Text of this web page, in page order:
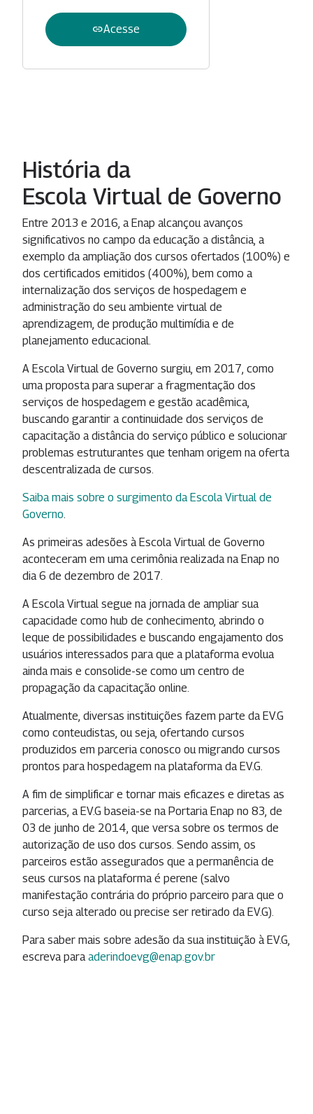
linkAcesse
História da
Escola Virtual de Governo
Entre 2013 e 2016, a Enap alcançou avanços
significativos no campo da educação a distância, a
exemplo da ampliação dos cursos ofertados (100%) e
dos certificados emitidos (400%), bem como a
internalização dos serviços de hospedagem e
administração do seu ambiente virtual de
aprendizagem, de produção multimídia e de
planejamento educacional.
A Escola Virtual de Governo surgiu, em 2017, como
uma proposta para superar a fragmentação dos
serviços de hospedagem e gestão acadêmica,
buscando garantir a continuidade dos serviços de
capacitação a distância do serviço público e solucionar
problemas estruturantes que tenham origem na oferta
descentralizada de cursos.
Saiba mais sobre o surgimento da Escola Virtual de
Governo.
As primeiras adesões à Escola Virtual de Governo
aconteceram em uma cerimônia realizada na Enap no
dia 6 de dezembro de 2017.
A Escola Virtual segue na jornada de ampliar sua
capacidade como hub de conhecimento, abrindo o
leque de possibilidades e buscando engajamento dos
usuários interessados para que a plataforma evolua
ainda mais e consolide-se como um centro de
propagação da capacitação online.
Atualmente, diversas instituições fazem parte da EV.G
como conteudistas, ou seja, ofertando cursos
produzidos em parceria conosco ou migrando cursos
prontos para hospedagem na plataforma da EV.G.
A fim de simplificar e tornar mais eficazes e diretas as
parcerias, a EV.G baseia-se na Portaria Enap no 83, de
03 de junho de 2014, que versa sobre os termos de
autorização de uso dos cursos. Sendo assim, os
parceiros estão assegurados que a permanência de
seus cursos na plataforma é perene (salvo
manifestação contrária do próprio parceiro para que o
curso seja alterado ou precise ser retirado da EV.G).
Para saber mais sobre adesão da sua instituição à EV.G,
escreva paraaderindoevg@enap.gov.br